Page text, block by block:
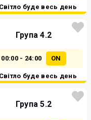
буде весь день
Група 4.2
00:00 - 24:00 ON
буде весь день
Група 5.2